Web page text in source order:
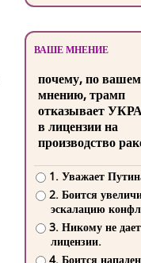
ВАШЕ МНЕНИЕ
почему, по
мнению, трамп
отказывает
в лицензии на
производство
1. Уважает
2. Боится
эскалацию
3. Никому не
лицензии.
4. Боится